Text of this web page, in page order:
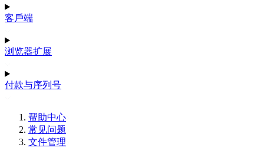
客戶端
浏览器扩展
付款与序列号
帮助中心
常见问题
文件管理